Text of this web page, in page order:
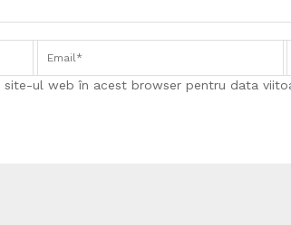
site-ul web în acest browser pentru data